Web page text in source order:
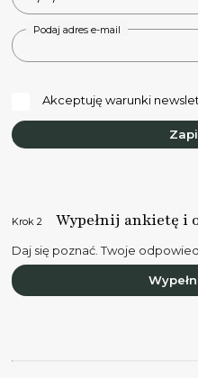
Podaj adres e-mail
Akceptuję warunki
Krok 2 Wypełnij ankietę i
Daj się poznać. Twoje